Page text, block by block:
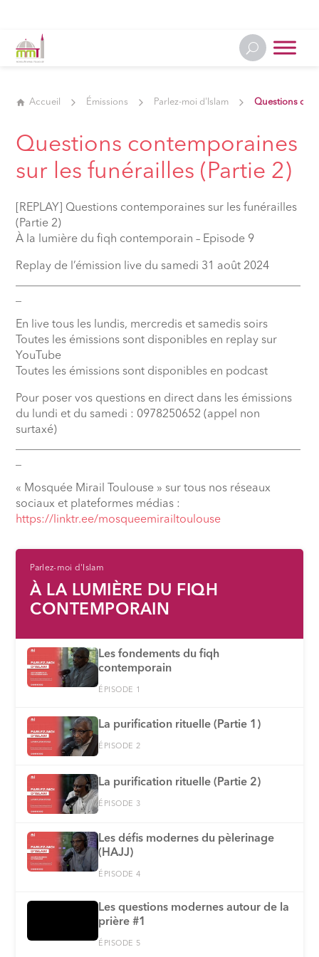
Accueil Émissions Parlez-moi d'Islam Questions
Questions contemporaines
sur les funérailles (Partie 2)
[REPLAY] Questions contemporaines sur les funérailles
(Partie 2)
À la lumière du fiqh contemporain – Episode 9
Replay de l’émission live du samedi 31 août 2024
En live tous les lundis, mercredis et samedis soirs
Toutes les émissions sont disponibles en replay sur
YouTube
Toutes les émissions sont disponibles en podcast
Pour poser vos questions en direct dans les émissions
du lundi et du samedi : 0978250652 (appel non
surtaxé)
« Mosquée Mirail Toulouse » sur tous nos réseaux
sociaux et plateformes médias :
⁠https://linktr.ee/mosqueemirailtoulouse
Parlez-moi d'Islam
À LA LUMIÈRE DU FIQH
CONTEMPORAIN
Les fondements du fiqh
contemporain
ÉPISODE 1
La purification rituelle (Partie 1)
ÉPISODE 2
La purification rituelle (Partie 2)
ÉPISODE 3
Les défis modernes du pèlerinage
(HAJJ)
ÉPISODE 4
Les questions modernes autour de la
prière #1
ÉPISODE 5